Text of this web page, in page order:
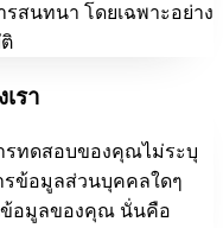
สนทนา โดยเฉพาะอย่าง
รา
รทดสอบของคุณไม่ระบุ
รข้อมูลส่วนบุคคลใดๆ
ข้อมูลของคุณ นั่นคือ